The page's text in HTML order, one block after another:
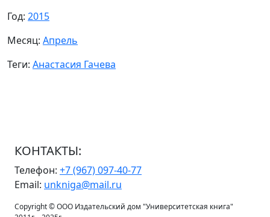
Год: 2015
Месяц: Апрель
Теги: Анастасия Гачева
КОНТАКТЫ:
Телефон: +7 (967) 097-40-77
Email: unkniga@mail.ru
Copyright © ООО Издательский дом "Университетская книга"